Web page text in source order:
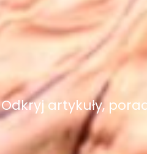
Odkryj artykuły,